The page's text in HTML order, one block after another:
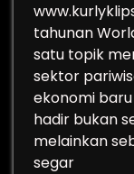
tahunan
satu topik
sektor
ekonomi baru
hadir bukan
melainkan
segar